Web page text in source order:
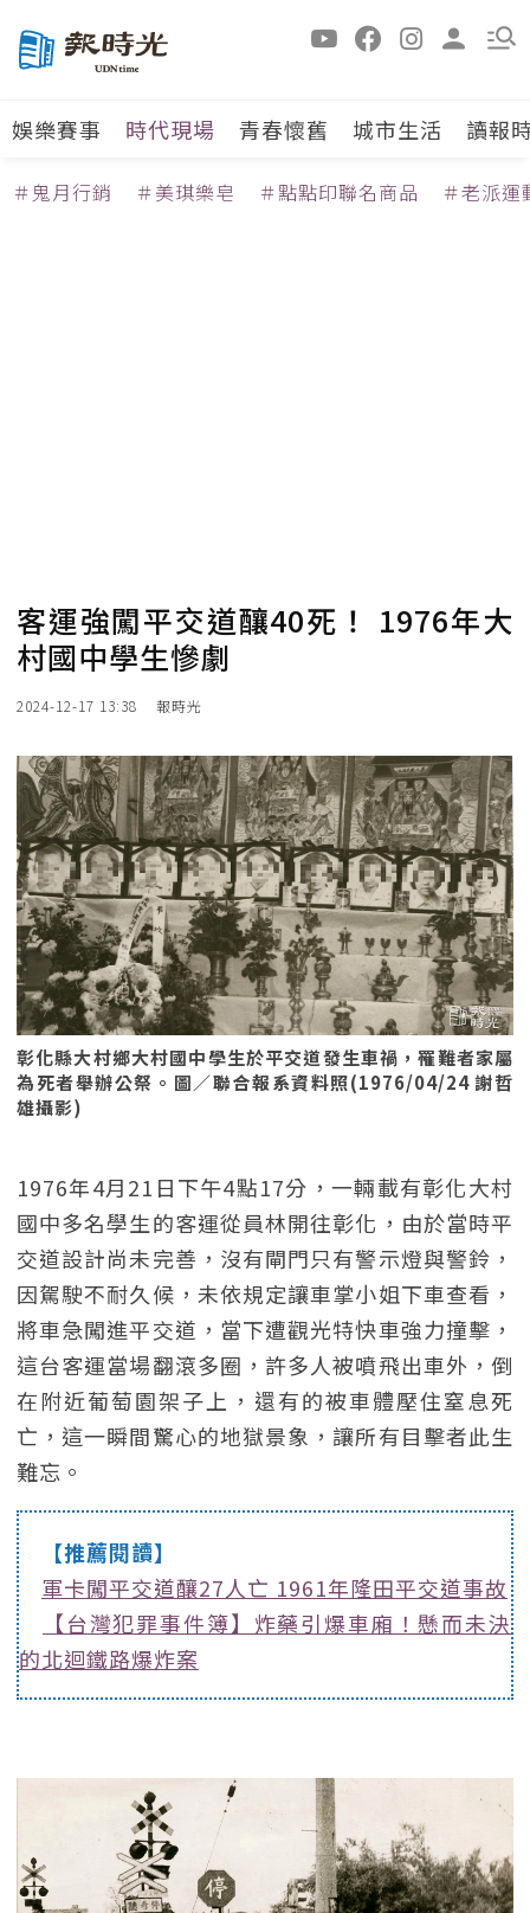
娛樂賽事 時代現場 青春懷舊 城市生活 讀報
＃鬼月行銷 ＃美琪樂皂 ＃點點印聯名商品 ＃老派運
客運強闖平交道釀40死！ 1976年大
村國中學生慘劇
2024-12-17 13:38 報時光
彰化縣大村鄉大村國中學生於平交道發生車禍，罹難者家屬
為死者舉辦公祭。圖／聯合報系資料照(1976/04/24 謝哲
雄攝影)
1976年4月21日下午4點17分，一輛載有彰化大村
國中多名學生的客運從員林開往彰化，由於當時平
交道設計尚未完善，沒有閘門只有警示燈與警鈴，
因駕駛不耐久候，未依規定讓車掌小姐下車查看，
將車急闖進平交道，當下遭觀光特快車強力撞擊，
這台客運當場翻滾多圈，許多人被噴飛出車外，倒
在附近葡萄園架子上，還有的被車體壓住窒息死
亡，這一瞬間驚心的地獄景象，讓所有目擊者此生
難忘。
【推薦閱讀】
軍卡闖平交道釀27人亡 1961年隆田平交道事故
【台灣犯罪事件簿】炸藥引爆車廂！懸而未決
的北迴鐵路爆炸案